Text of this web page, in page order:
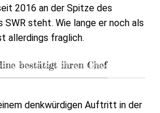
2016 an der Spitze des
SWR steht. Wie lange er noch als
allerdings fraglich.
bestätigt ihren Chef
denkwürdigen Auftritt in der